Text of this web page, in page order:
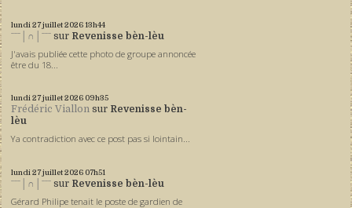
lundi 27juillet 202613h44
ˉˉˉ│∩│ˉˉˉ sur Revenisse bèn-lèu
J'avais publiée cette photo de groupe annoncée
être du 18...
lundi 27juillet 2026 09h35
Frédéric Viallon sur Revenisse bèn-
lèu
Ya contradiction avec ce post pas si lointain...
lundi 27juillet 2026 07h51
ˉˉˉ│∩│ˉˉˉ sur Revenisse bèn-lèu
Gérard Philipe tenait le poste de gardien de